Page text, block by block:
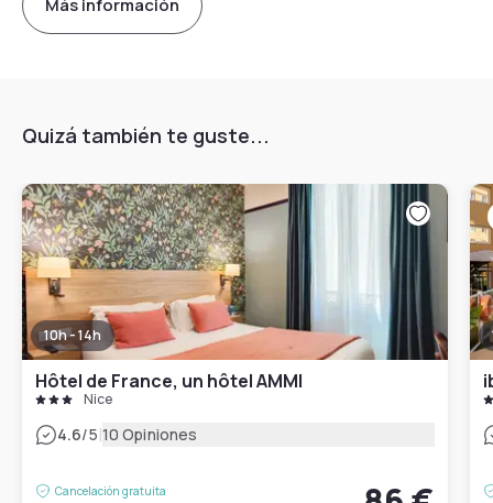
Más información
Quizá también te guste...
10h - 14h
Hôtel de France, un hôtel AMMI
Nice
4.6/5|10 Opiniones
Cancelación gratuita